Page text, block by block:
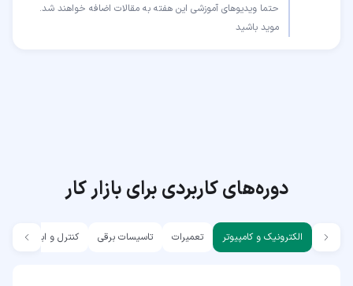
موید باشید
دوره‌های کاربردی برای بازار کار
الکترونیک و کامپیوتر تعمیرات تاسیسات برقی کنترل و ابزار دقیق